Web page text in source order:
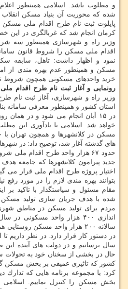
و مطلوب باشد. اسلامی همینطور
شده كه محوریت آن بنیاد مسكن
پایلوت ثبت نام طرح اقدام ملی مسكن
كرمان انجام شد كه غربالگری در این
وزیر راه و شهرسازی همینطور سه
اقدام ملی مسكن را شروط قانون
نمود و اظهار داشت: تاهل، سابقه
مسكن و همینطور عدم بهره مندی از
خرید واحدهای مسكونی همچون شروط
رونمایی و آغاز ثبت نام طرح اقدام ملی
استان كشور و همینطور معرفی سامانه
خواهد شد. اسلامی با یادآوری این
مسكن در كلانشهرها و همچون تهران
های گذشته آغاز شد، توضیح داد: در
حدود ۶۷ هزار واحد طرح اقدام
جدید پیرامون كلانشهرها كه جامعه
اختیار پروژه طرح اقدام ملی قرار می
بتوانند بهره مندی لازم را در مورد رفع
مقام مسئول و سیاستگذار با تاكید بر
شده با هدف جریان سازی تولید مسكن
مردم برای تولید مسكن در مناطق
سالانه ۲۰۰ هزار واحد مسكن
در دستور كار قرار دارد. در نظر داریم تا
سال برسانیم و در دولت های آینده این
حال در بخشی از سخنان خود به تحولات
كشور كه تاثیری عمیقی بر بخش مسكن
كرد: با مجموعه برنامه هایی كه تدارك
بخش مسكن را كنترل نماییم.